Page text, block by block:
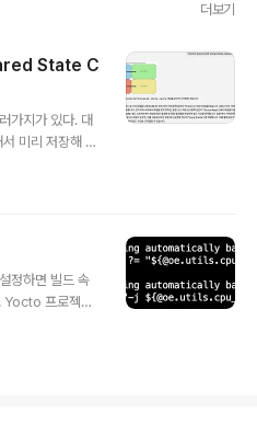
더보기
State C
가지가 있다. 대
미리 저장해 놓
로젝트에서 p
하는 미러 서버
워크 다운로드
을 신속하게 접
미러 서버를 확
정하면 빌드 속
Yocto 프로젝트
를 설정해야 한